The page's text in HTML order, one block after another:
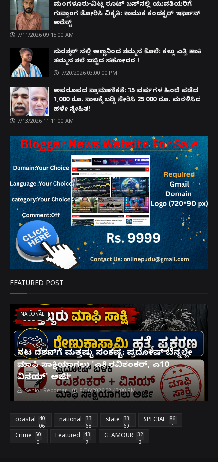
ಮಂಗಳೂರು-ವಿಟ್ಲ ರೂಟ್ ಬಸ್‌ನಲ್ಲಿ ಯುವತಿಯರಿಗೆ
ಗುಪ್ತಾಂಗ ತೋರಿಸಿ ವಿಕೃತಿ: ಕಾಮುಕ ಕಂಡಕ್ಟರ್ ಇರ್ಫಾನ್
ಅರೆಸ್ಟ್!
7/11/2026 09:15:00 AM
ಸುರತ್ಕಲ್ ನಲ್ಲಿ ಅಣ್ಣನಿಂದ ತಮ್ಮನ ಕೊಲೆ: ಕಲ್ಲು ಎತ್ತಿ ಹಾಕಿ
ತಮ್ಮನ ತಲೆ ಜಜ್ಜಿದ ಸಹೋದರ !
7/20/2026 03:00:00 PM
ಅಪರೂಪದ ಪ್ರಾಮಾಣಿಕತೆ: 35 ವರ್ಷಗಳ ಹಿಂದೆ ಪಡೆದ
1,000 ರೂ. ಸಾಲಕ್ಕೆ ಬಡ್ಡಿ ಸೇರಿಸಿ 25,000 ರೂ. ಮರಳಿಸಿದ
ಹಳೇ ಸ್ನೇಹಿತ!
7/13/2026 11:11:00 AM
FEATURED POST
NATIONAL
ನಟ ದರ್ಶನ್‌ಗೆ ಮತ್ತಷ್ಟು ಸಂಕಷ್ಟ: ಪ್ರದೋಷ್ ಬೆನ್ನಲ್ಲೇ
ಮಾಫಿ ಸಾಕ್ಷಿಯಾಗಲು 'ಎ8 ರವಿಶಂಕರ್, ಎ10
ವಿನಯ್' ಅರ್ಜಿ!
Senior Reporter 8/06/2026 02:43:00 PM
coastal
40
06
national
33
68
state
33
60
SPECIAL
86
1
Crime
60
0
Featured
43
7
GLAMOUR
32
3